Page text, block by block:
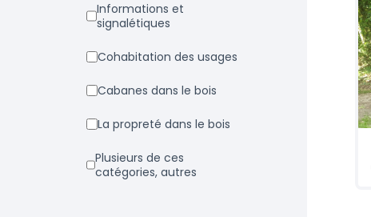
Informations et
signalétiques
Cohabitation des usages
Cabanes dans le bois
La propreté dans le bois
Plusieurs de ces
catégories, autres